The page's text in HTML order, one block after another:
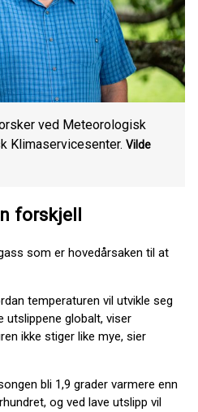
ved Meteorologisk
Klimaservicesenter. Vilde
forskjell
som er hovedårsaken til at
temperaturen vil utvikle seg
utslippene globalt, viser
ikke stiger like mye, sier
bli 1,9 grader varmere enn
og ved lave utslipp vil